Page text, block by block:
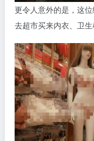
更令人意外的是，这
去超市买来内衣、卫生